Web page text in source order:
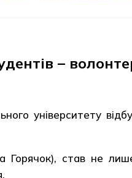
–
університету
Горячок), став не